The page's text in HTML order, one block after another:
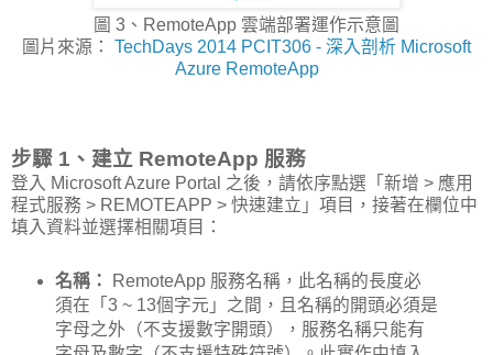
圖 3、RemoteApp 雲端部署運作示意圖
圖片來源： TechDays 2014 PCIT306 - 深入剖析 Microsoft
Azure RemoteApp
步驟 1、建立 RemoteApp 服務
登入 Microsoft Azure Portal 之後，請依序點選「新增 > 應用
程式服務 > REMOTEAPP > 快速建立」項目，接著在欄位中
填入資料並選擇相關項目：
名稱：
RemoteApp 服務名稱，此名稱的長度必
須在「3 ~ 13個字元」之間，且名稱的開頭必須是
字母之外（不支援數字開頭），服務名稱只能有